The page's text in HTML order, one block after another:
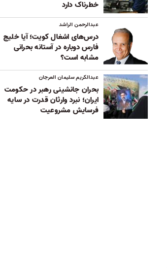
خطرناک دارد
عبدالرحمن الراشد
درس‌های اشغال کویت؛ آیا خلیج
فارس دوباره در آستانه بحرانی
مشابه است؟
عبدالکریم سلیمان العرجان
بحران جانشینی رهبر در حکومت
ایران؛ نبرد وارثان قدرت در سایه
فرسایش مشروعیت